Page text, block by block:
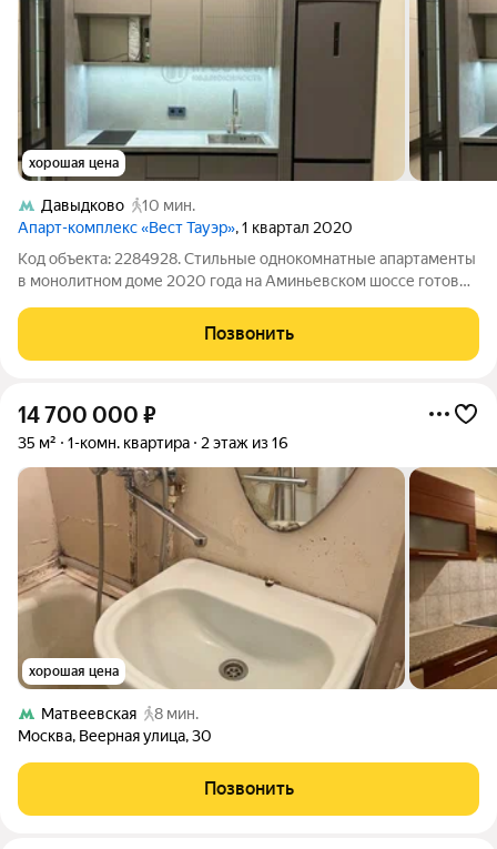
хорошая цена
Давыдково
10 мин.
Апарт-комплекс «Вест Тауэр», 1 квартал 2020
Код объекта: 2284928. Стильные однокомнатные апартаменты
в монолитном доме 2020 года на Аминьевском шоссе готовый
Дизайнерский ремонт, потолки 3,3 м и продуманная
планировка создают ощущение простора
Позвонить
14 700 000 ₽
35 м² 1-комн. квартира 2 этаж из 16
хорошая цена
Матвеевская
8 мин.
Москва, Веерная улица,30
Позвонить